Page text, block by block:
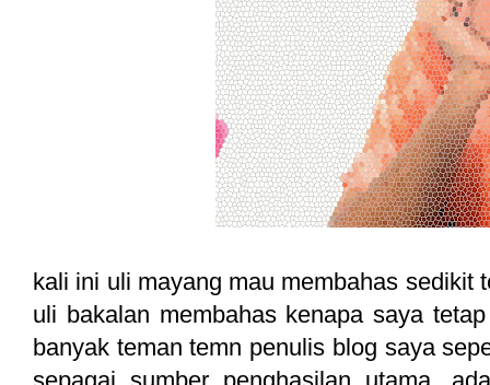
kali ini uli mayang mau membahas sedikit
uli bakalan membahas kenapa saya
banyak teman temn penulis blog saya